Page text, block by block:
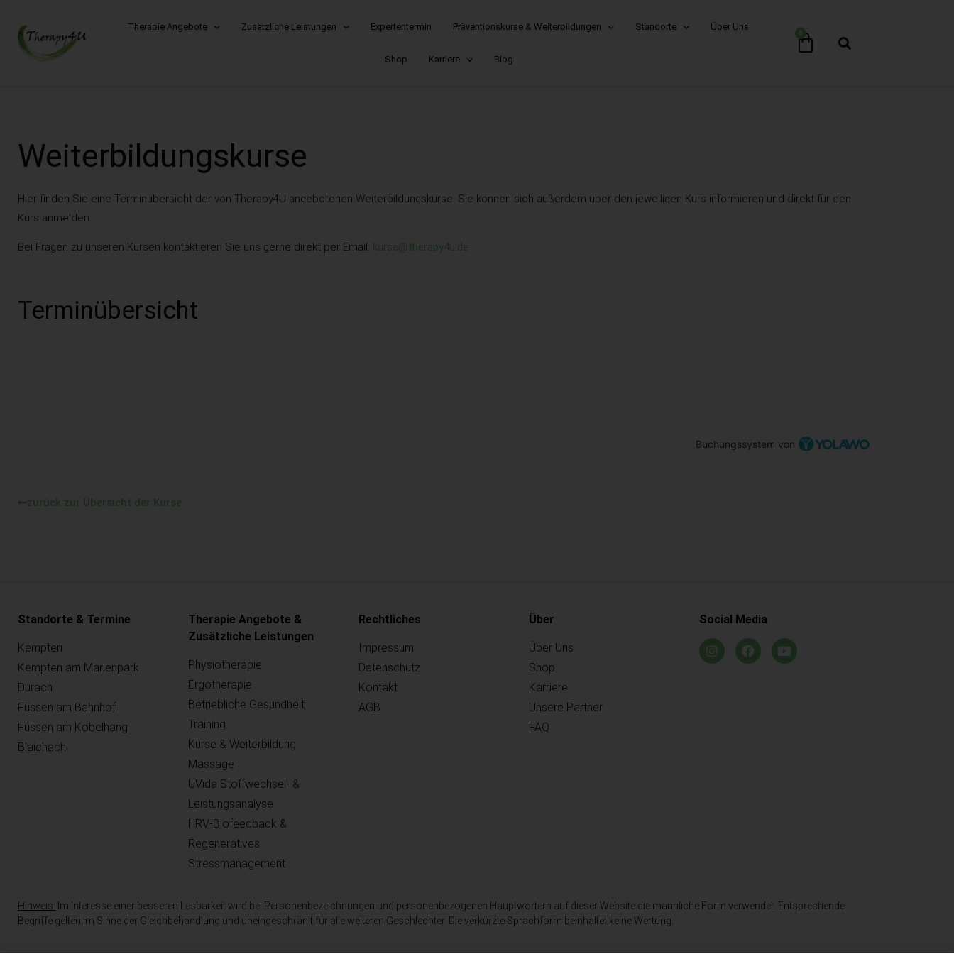
Therapie Angebote Zusätzliche Leistungen Expertentermin Präventionskurse & Weiterbildungen Standorte Über Uns
Shop Karriere Blog
Weiterbildungskurse
Hier finden Sie eine Terminübersicht der von Therapy4U angebotenen Weiterbildungskurse. Sie können sich außerdem über den jeweiligen Kurs informieren und direkt für den
Kurs anmelden.
Bei Fragen zu unseren Kursen kontaktieren Sie uns gerne direkt per Email: kurse@therapy4u.de
Terminübersicht
Buchungssystem von
zurück zur Übersicht der Kurse
Standorte & Termine
Kempten
Kempten am Marienpark
Durach
Füssen am Bahnhof
Füssen am Kobelhang
Blaichach
Therapie Angebote &
Zusätzliche Leistungen
Physiotherapie
Ergotherapie
Betriebliche Gesundheit
Training
Kurse & Weiterbildung
Massage
UVida Stoffwechsel- &
Leistungsanalyse
HRV-Biofeedback &
Regeneratives
Stressmanagement
Rechtliches
Impressum
Datenschutz
Kontakt
AGB
Über
Über Uns
Shop
Karriere
Unsere Partner
FAQ
Social Media
Hinweis: Im Interesse einer besseren Lesbarkeit wird bei Personenbezeichnungen und personenbezogenen Hauptwörtern auf dieser Website die männliche Form verwendet. Entsprechende
Begriffe gelten im Sinne der Gleichbehandlung und uneingeschränlt für alle weiteren Geschlechter. Die verkürzte Sprachform beinhaltet keine Wertung.